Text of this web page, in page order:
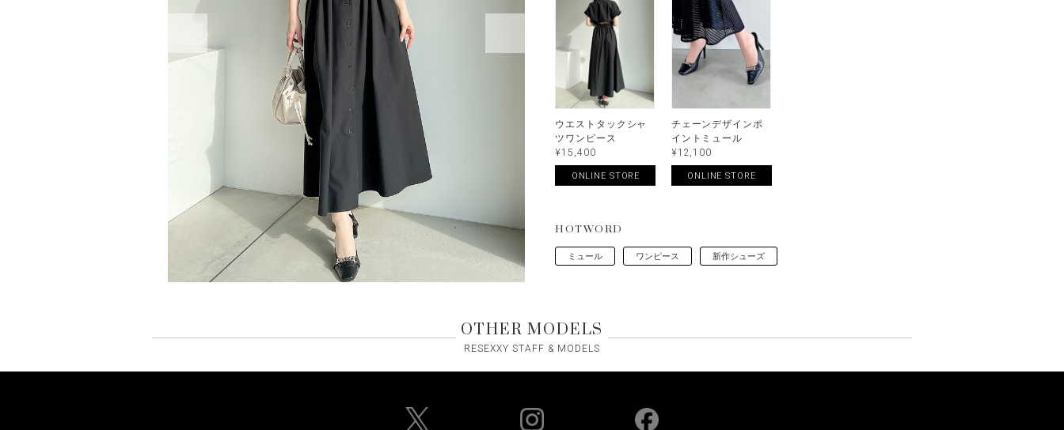
ウエストタックシャ
ツワンピース
¥15,400
ONLINE STORE
チェーンデザインポ
イントミュール
¥12,100
ONLINE STORE
HOTWORD
ミュール ワンピース 新作シューズ
OTHER MODELS
RESEXXY STAFF & MODELS